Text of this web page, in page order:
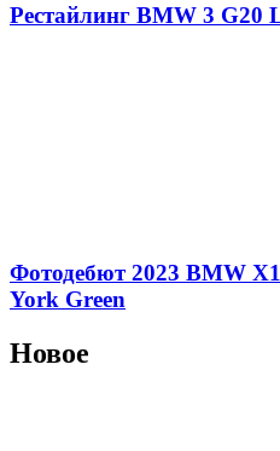
Рестайлинг BMW 3 G20
Фотодебют 2023 BMW X1
York Green
Новое